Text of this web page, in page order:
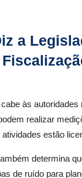
a
às autoridades
realizar
estão
determina
de ruído para